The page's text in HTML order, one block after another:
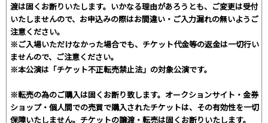
渡は固くお断りいたします。いかなる理由があろうとも、ご変更は受付
いたしませんので、お申込みの際はお間違い・ご入力漏れの無いようご
注意ください。
※ご入場いただけなかった場合でも、チケット代金等の返金は一切行い
ませんので、ご注意ください。
※本公演は「チケット不正転売禁止法」の対象公演です。
※転売の為のご購入は固くお断り致します。オークションサイト・金券
ショップ・個人間での売買で購入されたチケットは、その有効性を一切
保障いたしません。チケットの譲渡・転売は固くお断りいたします。